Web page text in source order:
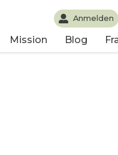
Mission Blog
Anmelden